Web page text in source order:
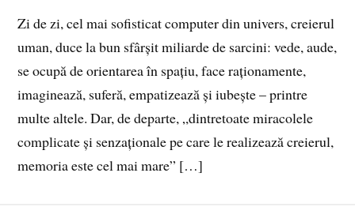
Zi de zi, cel mai sofisticat computer din univers, creierul
uman, duce la bun sfârșit miliarde de sarcini: vede, aude,
se ocupă de orientarea în spațiu, face raționamente,
imaginează, suferă, empatizează și iubește – printre
multe altele. Dar, de departe, „dintretoate miracolele
complicate și senzaționale pe care le realizează creierul,
memoria este cel mai mare” […]